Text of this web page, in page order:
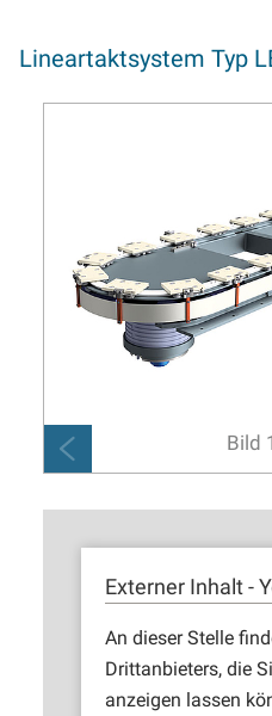
Lineartaktsystem Typ
Bild 1
Externer Inhalt -
An dieser Stelle
Drittanbieters, die
anzeigen lassen